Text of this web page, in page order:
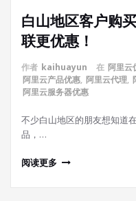
白山地区客户购
联更优惠！
作者 kaihuayun 在 阿里云
阿里云产品优惠, 阿里云代理,
阿里云服务器优惠
不少白山地区的朋友想知道
品，…
阅读更多